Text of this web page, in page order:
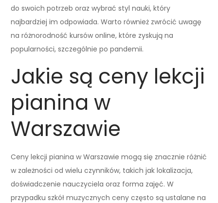
do swoich potrzeb oraz wybrać styl nauki, który
najbardziej im odpowiada. Warto również zwrócić uwagę
na różnorodność kursów online, które zyskują na
popularności, szczególnie po pandemii.
Jakie są ceny lekcji
pianina w
Warszawie
Ceny lekcji pianina w Warszawie mogą się znacznie różnić
w zależności od wielu czynników, takich jak lokalizacja,
doświadczenie nauczyciela oraz forma zajęć. W
przypadku szkół muzycznych ceny często są ustalane na